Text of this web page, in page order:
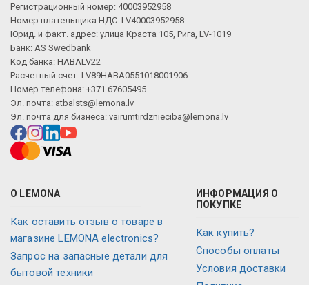
Регистрационный номер: 40003952958
Номер плательщика НДС: LV40003952958
Юрид. и факт. адрес: улица Краста 105, Рига, LV-1019
Банк: AS Swedbank
Код банка: HABALV22
Расчетный счет: LV89HABA0551018001906
Номер телефона: +371 67605495
Эл. почта: atbalsts@lemona.lv
Эл. почта для бизнеса: vairumtirdznieciba@lemona.lv
О LEMONA
Как оставить отзыв о товаре в
магазине LEMONA electronics?
Запрос на запасные детали для
бытовой техники
ИНФОРМАЦИЯ О
ПОКУПКЕ
Как купить?
Способы оплаты
Условия доставки